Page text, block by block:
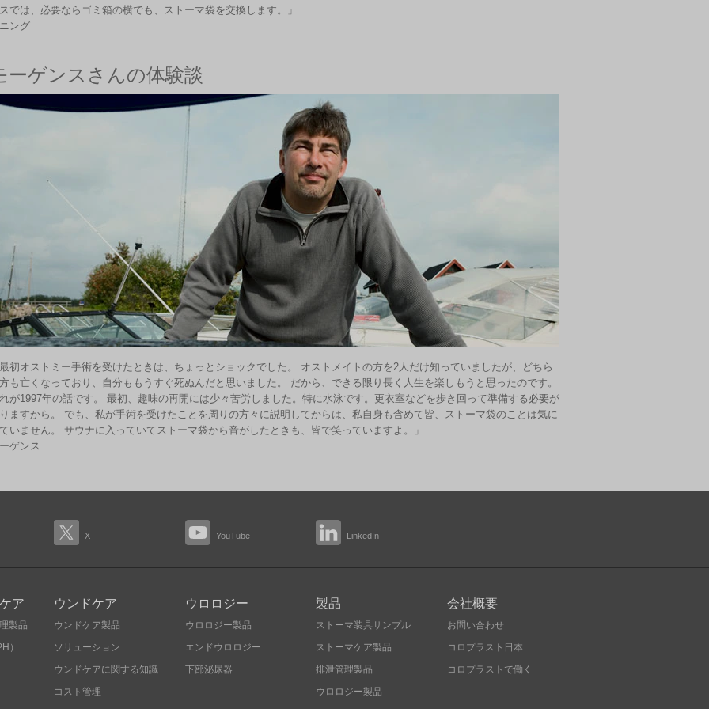
では、必要ならゴミ箱の横でも、ストーマ袋を交換します。」
ング
ーゲンスさんの体験談
初オストミー手術を受けたときは、ちょっとショックでした。 オストメイトの方を2人だけ知っていましたが、どちら
も亡くなっており、自分ももうすぐ死ぬんだと思いました。 だから、できる限り長く人生を楽しもうと思ったのです。
が1997年の話です。 最初、趣味の再開には少々苦労しました。特に水泳です。更衣室などを歩き回って準備する必要が
ますから。 でも、私が手術を受けたことを周りの方々に説明してからは、私自身も含めて皆、ストーマ袋のことは気に
いません。 サウナに入っていてストーマ袋から音がしたときも、皆で笑っていますよ。」
ゲンス
X YouTube LinkedIn
ア
製品
）
ウンドケア
ウンドケア製品
ソリューション
ウンドケアに関する知識
コスト管理
ウロロジー
ウロロジー製品
エンドウロロジー
下部泌尿器
製品
ストーマ装具サンプル
ストーマケア製品
排泄管理製品
ウロロジー製品
会社概要
お問い合わせ
コロプラスト日本
コロプラストで働く